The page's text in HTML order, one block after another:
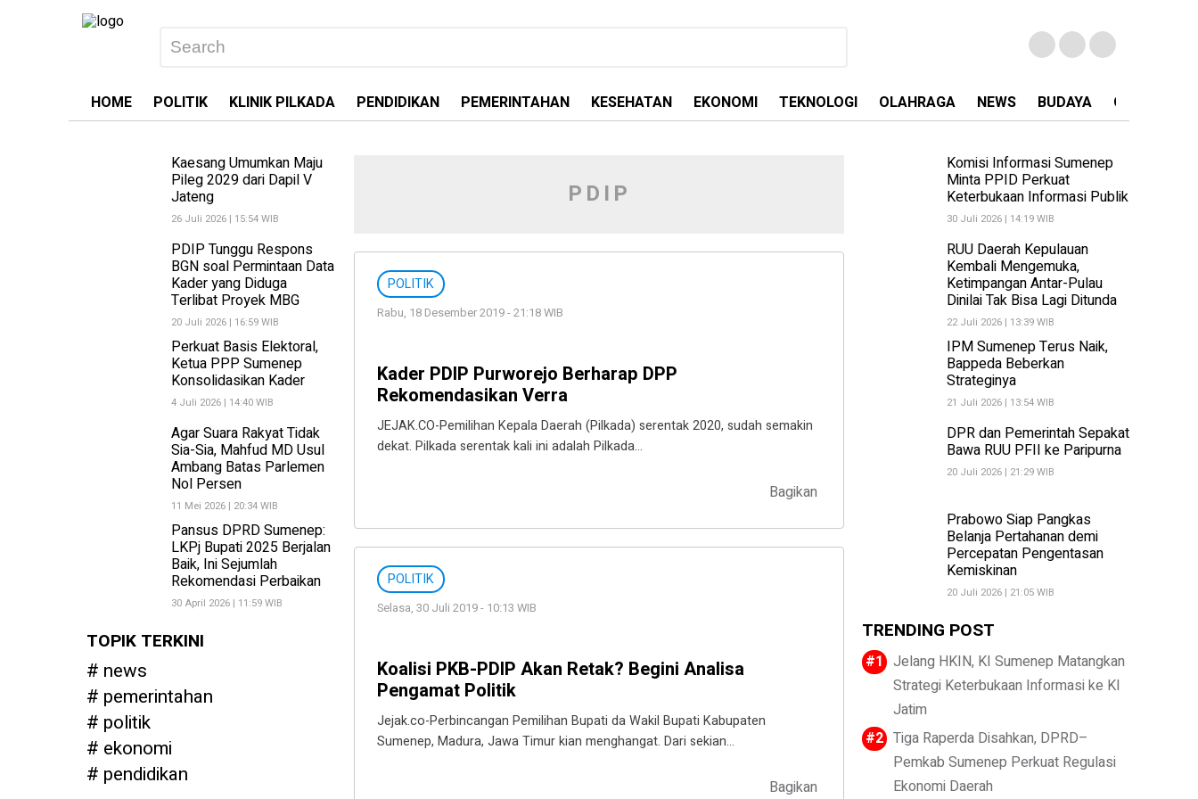
HOME POLITIK KLINIK PILKADA PENDIDIKAN PEMERINTAHAN KESEHATAN EKONOMI TEKNOLOGI OLAHRAGA NEWS BUDAYA OPINI
Kaesang Umumkan Maju
Pileg 2029 dari Dapil V
Jateng
26 Juli 2026 | 15:54 WIB
PDIP Tunggu Respons
BGN soal Permintaan Data
Kader yang Diduga
Terlibat Proyek MBG
20 Juli 2026 | 16:59 WIB
Perkuat Basis Elektoral,
Ketua PPP Sumenep
Konsolidasikan Kader
4 Juli 2026 | 14:40 WIB
Agar Suara Rakyat Tidak
Sia-Sia, Mahfud MD Usul
Ambang Batas Parlemen
Nol Persen
11 Mei 2026 | 20:34 WIB
Pansus DPRD Sumenep:
LKPj Bupati 2025 Berjalan
Baik, Ini Sejumlah
Rekomendasi Perbaikan
30 April 2026 | 11:59 WIB
TOPIK TERKINI
news
pemerintahan
politik
ekonomi
pendidikan
PDIP
POLITIK
Rabu, 18 Desember 2019 - 21:18 WIB
Kader PDIP Purworejo Berharap DPP
Rekomendasikan Verra
JEJAK.CO-Pemilihan Kepala Daerah (Pilkada) serentak 2020, sudah semakin
dekat. Pilkada serentak kali ini adalah Pilkada…
Bagikan
POLITIK
Selasa, 30 Juli 2019 - 10:13 WIB
Koalisi PKB-PDIP Akan Retak? Begini Analisa
Pengamat Politik
Jejak.co-Perbincangan Pemilihan Bupati da Wakil Bupati Kabupaten
Sumenep, Madura, Jawa Timur kian menghangat. Dari sekian…
Bagikan
Komisi Informasi Sumenep
Minta PPID Perkuat
Keterbukaan Informasi Publik
30 Juli 2026 | 14:19 WIB
RUU Daerah Kepulauan
Kembali Mengemuka,
Ketimpangan Antar-Pulau
Dinilai Tak Bisa Lagi Ditunda
22 Juli 2026 | 13:39 WIB
IPM Sumenep Terus Naik,
Bappeda Beberkan
Strateginya
21 Juli 2026 | 13:54 WIB
DPR dan Pemerintah Sepakat
Bawa RUU PFII ke Paripurna
20 Juli 2026 | 21:29 WIB
Prabowo Siap Pangkas
Belanja Pertahanan demi
Percepatan Pengentasan
Kemiskinan
20 Juli 2026 | 21:05 WIB
TRENDING POST
Jelang HKIN, KI Sumenep Matangkan
Strategi Keterbukaan Informasi ke KI
Jatim
Tiga Raperda Disahkan, DPRD–
Pemkab Sumenep Perkuat Regulasi
Ekonomi Daerah